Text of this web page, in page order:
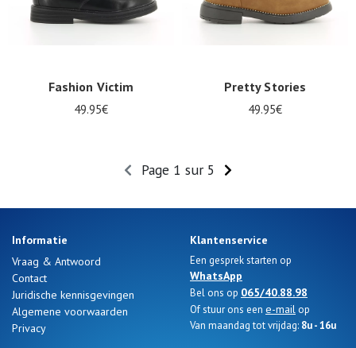
Fashion Victim
49.95€
Pretty Stories
49.95€
Page 1 sur 5
Informatie
Vraag & Antwoord
Contact
Juridische kennisgevingen
Algemene voorwaarden
Privacy
Klantenservice
Een gesprek starten op
WhatsApp
Bel ons op 065/40.88.98
Of stuur ons een e-mail op
Van maandag tot vrijdag: 8u - 16u